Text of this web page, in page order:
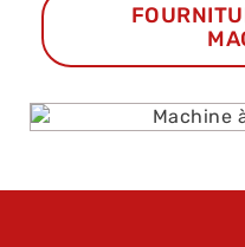
ACHETER
PRODUIT